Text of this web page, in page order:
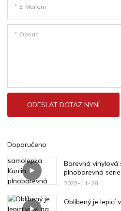
E-Mailem
Obsah
ODESLAT DOTAZ NYNÍ
Doporučeno
Barevná vinylová
plnobarevná
2022 11 28
Oblíbený je lepicí